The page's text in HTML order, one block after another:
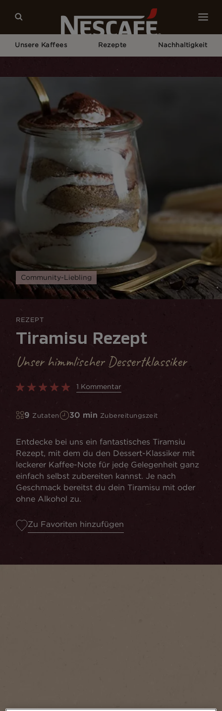
Unsere Kaffees Rezepte Nachhaltigkeit
REZEPT
Tiramisu Rezept
Unser himmlischer Dessertklassiker
1 Kommentar
9 Zutaten 30 min Zubereitungszeit
Entdecke bei uns ein fantastisches Tiramsiu
Rezept, mit dem du den Dessert-Klassiker mit
leckerer Kaffee-Note für jede Gelegenheit ganz
einfach selbst zubereiten kannst. Je nach
Geschmack bereitst du dein Tiramisu mit oder
ohne Alkohol zu.
Zu Favoriten hinzufügen
Community-Liebling